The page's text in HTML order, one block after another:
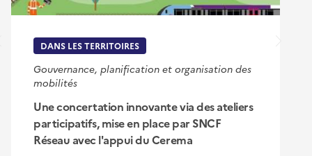
DANS LES TERRITOIRES
Gouvernance, planification et organisation des
mobilités
Une concertation innovante via des ateliers
participatifs, mise en place par SNCF
Réseau avec l'appui du Cerema